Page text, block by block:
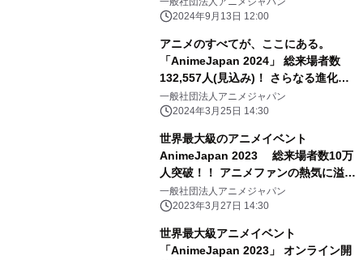
11/15(金)まで！
2024年9月13日 12:00
アニメのすべてが、ここにある。
「AnimeJapan 2024」 総来場者数
132,557人(見込み)！ さらなる進化を
遂げるアニメの勢いを見せた2日間
に。 2025年3月、次回開催が決定！
一般社団法人アニメジャパン
2024年3月25日 14:30
世界最大級のアニメイベント
AnimeJapan 2023 総来場者数10万
人突破！！ アニメファンの熱気に溢れ
大盛況のうちに閉幕！ 次回開催は
2024年3月に決定！
一般社団法人アニメジャパン
2023年3月27日 14:30
世界最大級アニメイベント
「AnimeJapan 2023」 オンライン開